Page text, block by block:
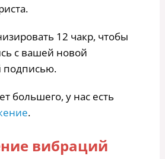
12 чакр, чтобы
с вашей новой
подписью.
большего, у нас есть
.
вибраций